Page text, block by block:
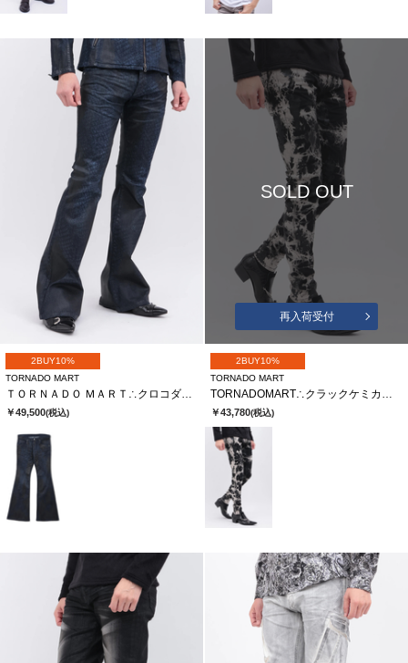
2BUY10%
TORNADO MART
ＴＯＲＮＡＤＯ ＭＡＲＴ∴クロコダイルコーティングベルボトム
￥49,500(税込)
SOLD OUT
再入荷受付
2BUY10%
TORNADO MART
TORNADOMART∴クラックケミカルブリーチスキニーデニム
￥43,780(税込)